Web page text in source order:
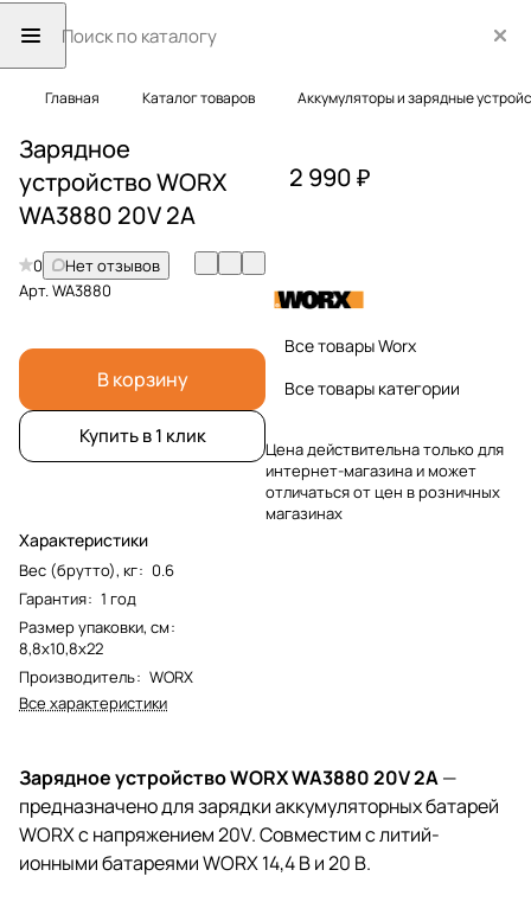
Главная Каталог товаров Аккумуляторы и зарядные
Зарядное
устройство WORX
WA3880 20V 2А
0
Нет отзывов
Арт.WA3880
В корзину
Купить в 1 клик
Характеристики
Вес (брутто), кг: 0.6
Гарантия: 1 год
Размер упаковки, см:
8,8х10,8х22
Производитель: WORX
Все характеристики
2 990 ₽
Все товары Worx
Все товары категории
Цена действительна только для
интернет-магазина и может
отличаться от цен в розничных
магазинах
Зарядное устройство WORX WA3880 20V 2А—
предназначено для зарядки аккумуляторных батарей
WORX с напряжением 20V. Совместим с литий-
ионными батареями WORX 14,4 В и 20 В.